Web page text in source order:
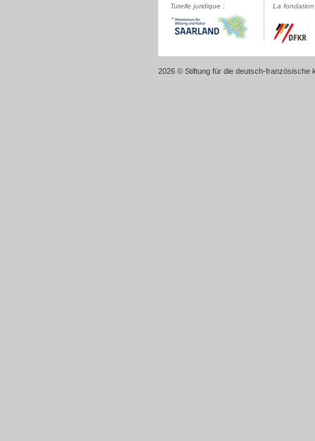
Tutelle juridique : La
2026 © Stiftung für die deutsch-französische